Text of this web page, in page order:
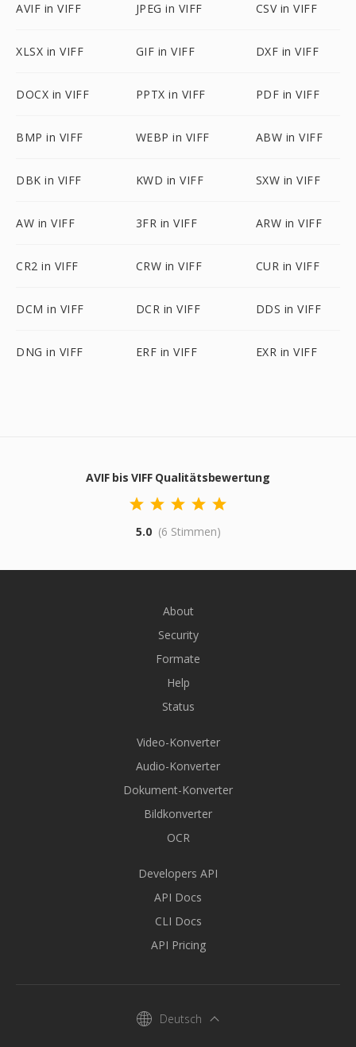
AVIF in VIFF JPEG in VIFF CSV in VIFF
XLSX in VIFF GIF in VIFF DXF in VIFF
DOCX in VIFF PPTX in VIFF PDF in VIFF
BMP in VIFF WEBP in VIFF ABW in VIFF
DBK in VIFF KWD in VIFF SXW in VIFF
AW in VIFF 3FR in VIFF ARW in VIFF
CR2 in VIFF CRW in VIFF CUR in VIFF
DCM in VIFF DCR in VIFF DDS in VIFF
DNG in VIFF ERF in VIFF EXR in VIFF
AVIF bis VIFF Qualitätsbewertung
5.0 (6 Stimmen)
About
Security
Formate
Help
Status
Video-Konverter
Audio-Konverter
Dokument-Konverter
Bildkonverter
OCR
Developers API
API Docs
CLI Docs
API Pricing
Deutsch